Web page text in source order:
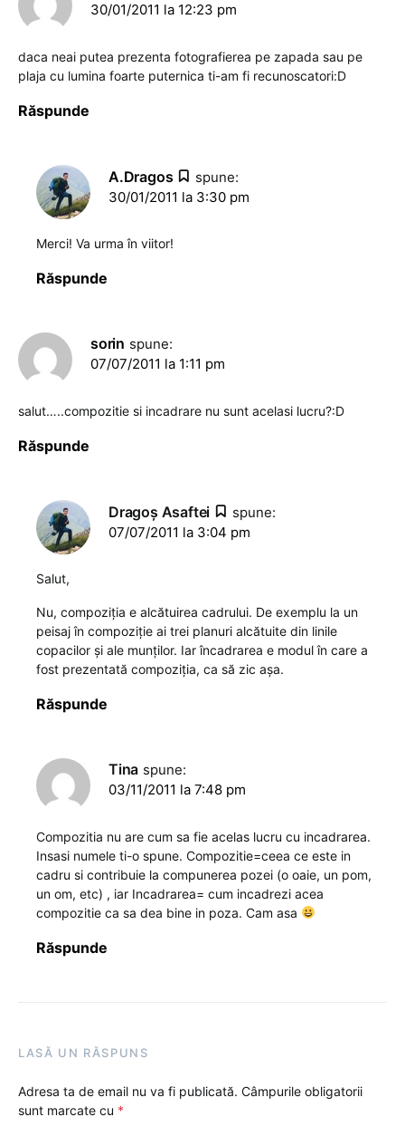
30/01/2011 la 12:23 pm
daca neai putea prezenta fotografierea pe zapada sau pe
plaja cu lumina foarte puternica ti-am fi recunoscatori:D
Răspunde
A.Dragos
spune:
30/01/2011 la 3:30 pm
Merci! Va urma în viitor!
Răspunde
sorin spune:
07/07/2011 la 1:11 pm
salut…..compozitie si incadrare nu sunt acelasi lucru?:D
Răspunde
Dragoş Asaftei
spune:
07/07/2011 la 3:04 pm
Salut,
Nu, compoziția e alcătuirea cadrului. De exemplu la un
peisaj în compoziție ai trei planuri alcătuite din linile
copacilor și ale munților. Iar încadrarea e modul în care a
fost prezentată compoziția, ca să zic așa.
Răspunde
Tina spune:
03/11/2011 la 7:48 pm
Compozitia nu are cum sa fie acelas lucru cu incadrarea.
Insasi numele ti-o spune. Compozitie=ceea ce este in
cadru si contribuie la compunerea pozei (o oaie, un pom,
un om, etc) , iar Incadrarea= cum incadrezi acea
compozitie ca sa dea bine in poza. Cam asa
Răspunde
LASĂ UN RĂSPUNS
Adresa ta de email nu va fi publicată. Câmpurile obligatorii
sunt marcate cu *